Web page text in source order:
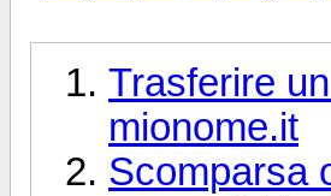
Trasferire
mionome.it
Scomparsa